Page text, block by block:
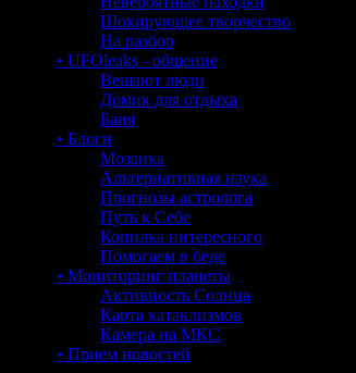
Шокирующее творчество
На разбор
• UFOleaks - общение
Вещают люди
Домик для отдыха
Баня
• Блоги
Мозаика
Альтернативная наука
Прогнозы астролога
Путь к Себе
Копилка интересного
Помогаем в беде
• Мониторинг планеты
Активность Солнца
Карта катаклизмов
Камера на МКС
• Прием новостей